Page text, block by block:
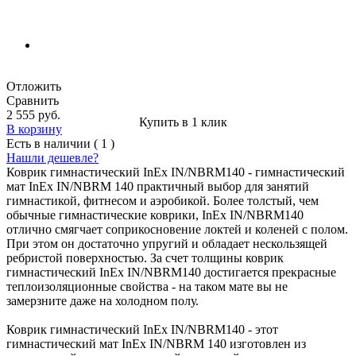
Отложить
Сравнить
2 555 руб.
В корзину
Купить в 1 клик
Есть в наличии ( 1 )
Нашли дешевле?
Коврик гимнастический InEx IN/NBRM140 - гимнастический
мат InEx IN/NBRM 140 практичный выбор для занятий
гимнастикой, фитнесом и аэробикой. Более толстый, чем
обычные гимнастические коврики, InEx IN/NBRM140
отлично смягчает соприкосновение локтей и коленей с полом.
При этом он достаточно упругий и обладает нескользящей
ребристой поверхностью. За счет толщины коврик
гимнастический InEx IN/NBRM140 достигается прекрасные
теплоизоляционные свойства - на таком мате вы не
замерзните даже на холодном полу.
Коврик гимнастический InEx IN/NBRM140 - этот
гимнастический мат InEx IN/NBRM 140 изготовлен из